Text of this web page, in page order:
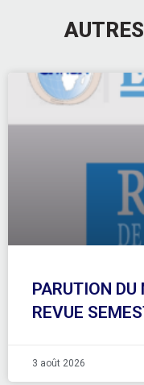
PARUTION
REVUE
3 août 2026